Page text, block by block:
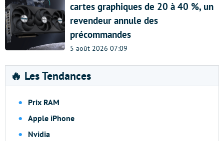
cartes graphiques de 20 à 40 %, un
revendeur annule des
précommandes
5 août 2026 07:09
🔥 Les Tendances
Prix RAM
Apple iPhone
Nvidia